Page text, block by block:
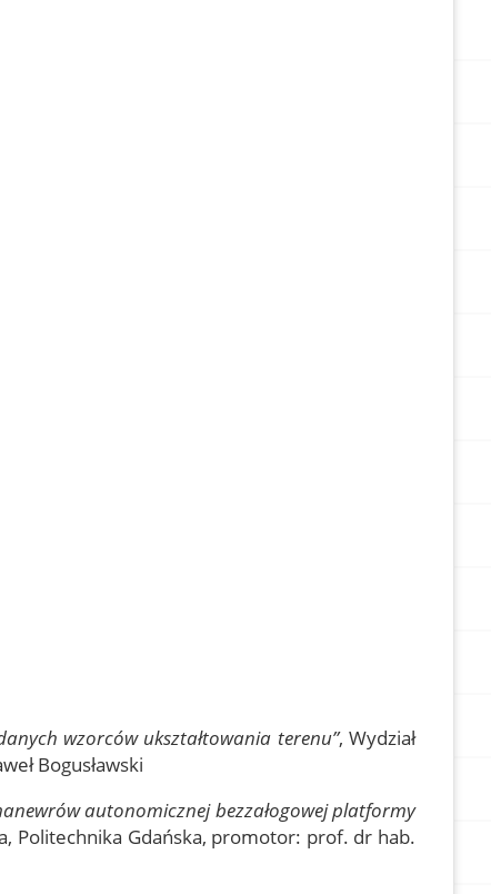
wzorców ukształtowania terenu”, Wydział
Bogusławski
autonomicznej bezzałogowej platformy
Politechnika Gdańska, promotor: prof. dr hab.